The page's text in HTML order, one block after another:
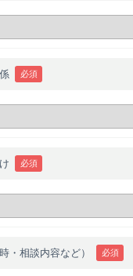
必須
必須
・相談内容など） 必須